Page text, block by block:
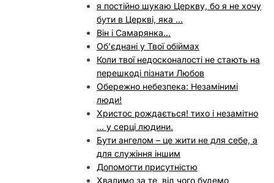
я постійно шукаю Церкву, бо я не хочу
бути в Церкві, яка …
Він і Самарянка…
Об’єднані у Твої обіймах
Коли твої недосконалості не стають на
перешкоді пізнати Любов
Обережно небезпека: Незамінимі
люди!
Христос рождається! тихо і незамітно
… у серці людини.
Бути ангелом – це жити не для себе, а
для служіння іншим
Допомогти присутністю
Хвалимо за те, від чого будемо